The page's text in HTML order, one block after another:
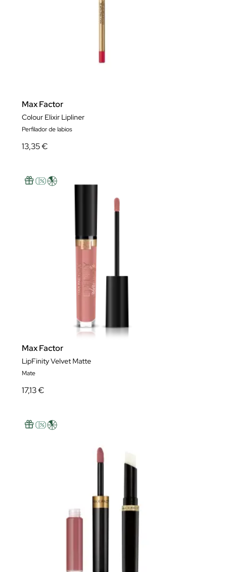
Max Factor
Colour Elixir Lipliner
Perfilador de labios
13,35 €
Max Factor
LipFinity Velvet Matte
Mate
17,13 €